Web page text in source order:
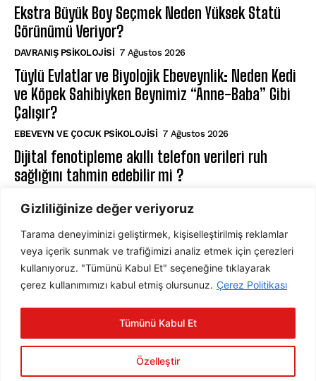
Gizliliğinize değer veriyoruz
Tarama deneyiminizi geliştirmek, kişiselleştirilmiş reklamlar
veya içerik sunmak ve trafiğimizi analiz etmek için çerezleri
kullanıyoruz. "Tümünü Kabul Et" seçeneğine tıklayarak
çerez kullanımımızı kabul etmiş olursunuz. Çerez Politikası
Özelleştir
Tümünü Kabul Et
Ekstra Büyük Boy Seçmek Neden Yüksek Statü
Görünümü Veriyor?
DAVRANIŞ PSIKOLOJISI 7 Ağustos 2026
Tüylü Evlatlar ve Biyolojik Ebeveynlik: Neden Kedi
ve Köpek Sahibiyken Beynimiz “Anne-Baba” Gibi
Çalışır?
EBEVEYN VE ÇOCUK PSIKOLOJISI 7 Ağustos 2026
Dijital fenotipleme akıllı telefon verileri ruh
sağlığını tahmin edebilir mi ?
ABONE OL
ABONE OL
okudum, onaylıyorum.